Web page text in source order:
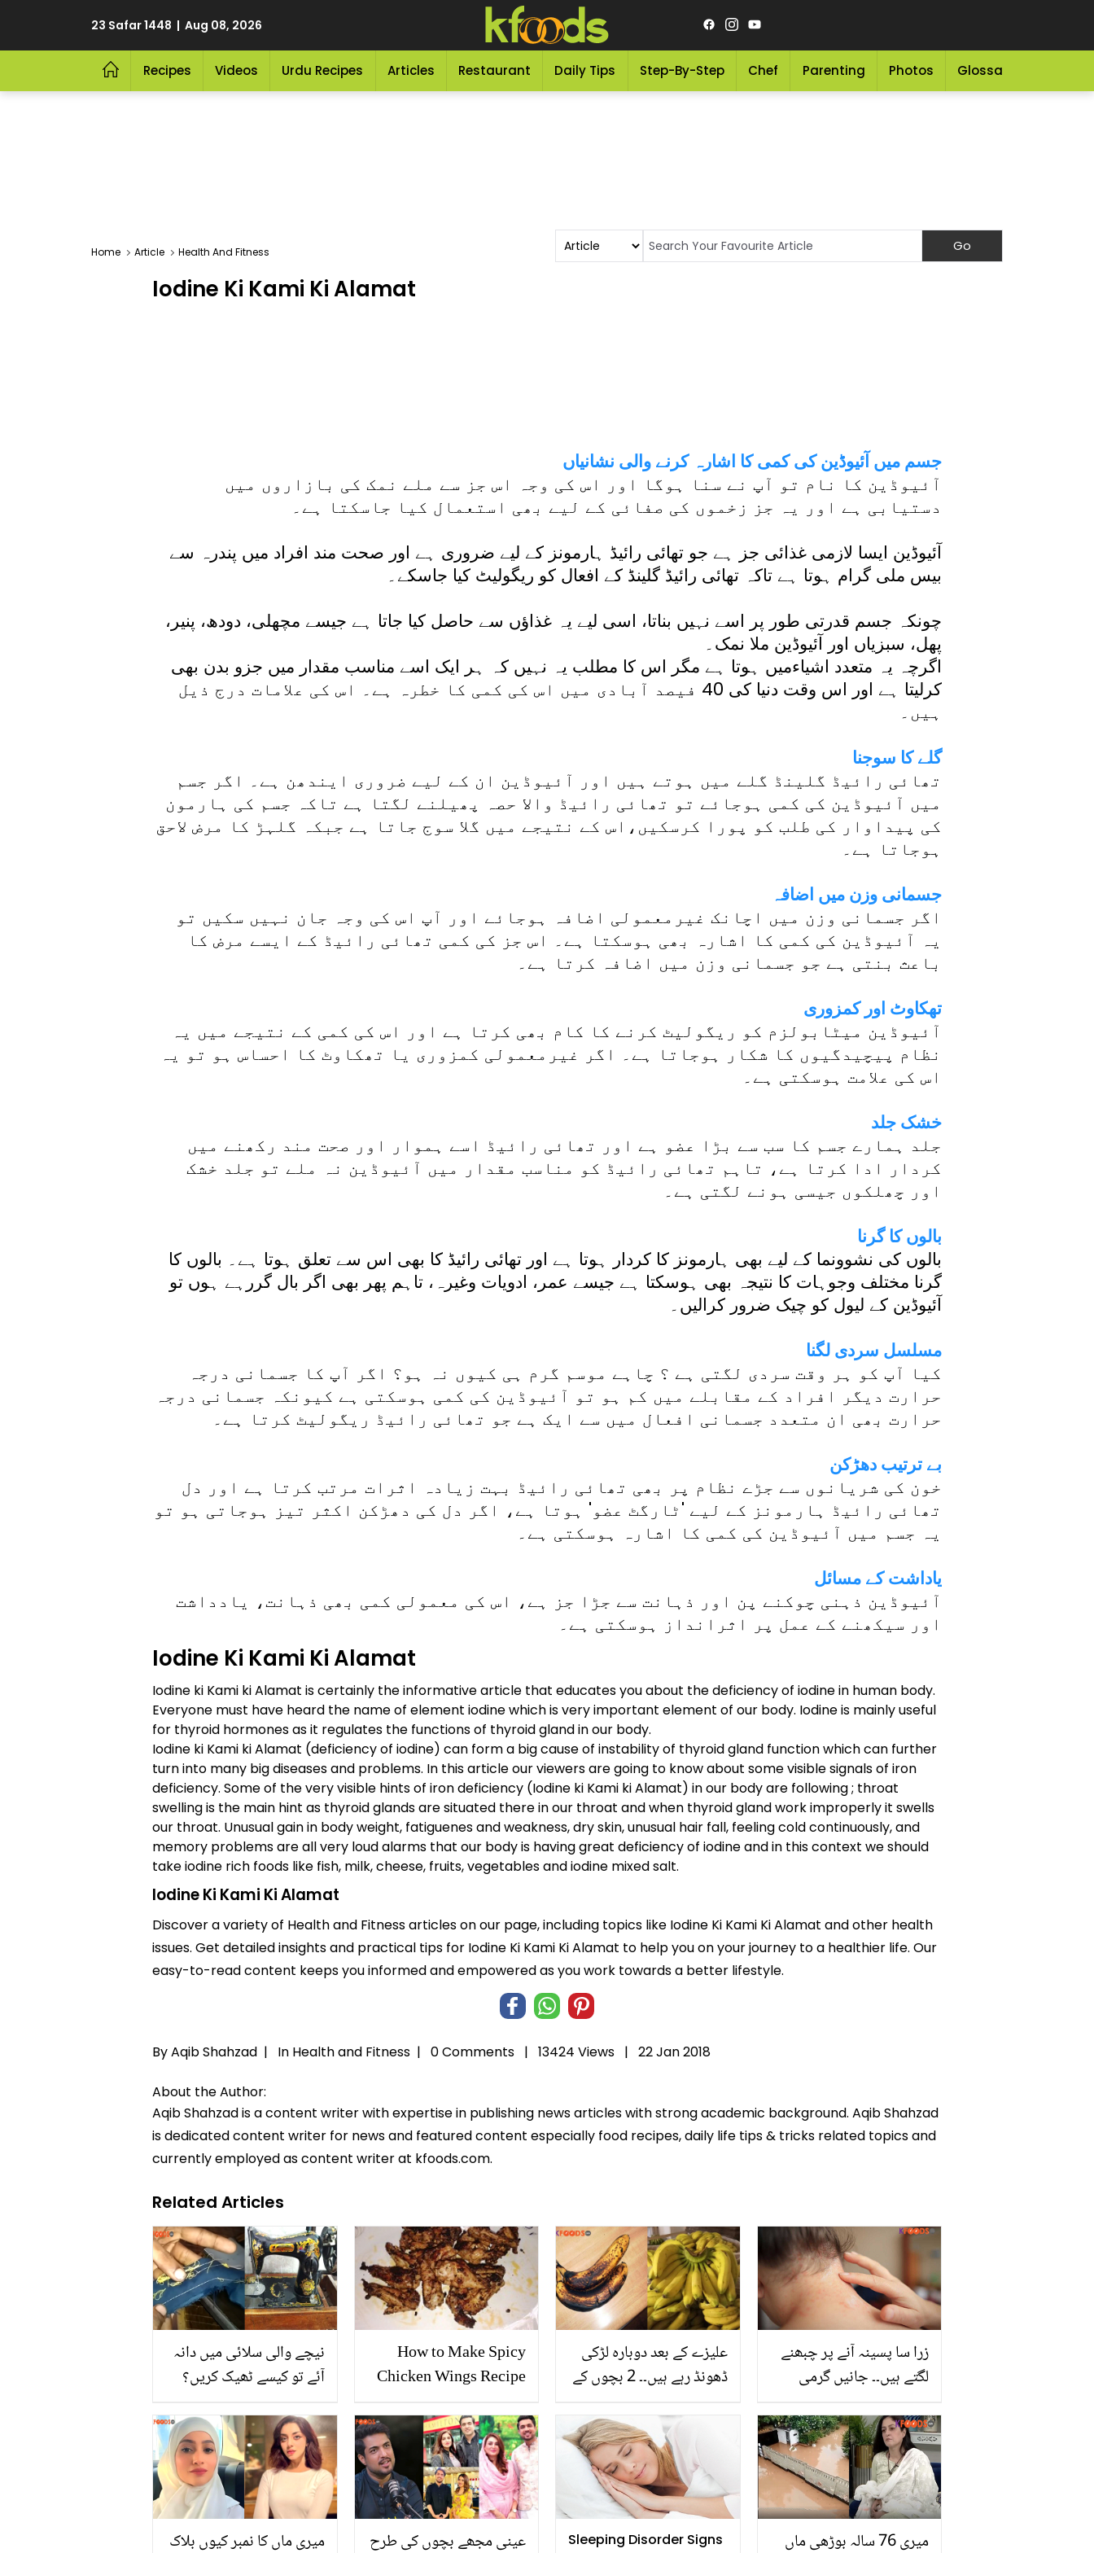
23 Safar 1448 | Aug 08, 2026
Recipes Videos Urdu Recipes Articles Restaurant Daily Tips Step-By-Step Chef Parenting Photos Glossary
Home Article Health And Fitness
Iodine Ki Kami Ki Alamat
جسم میں آئیوڈین کی کمی کا اشارہ کرنے والی نشانیاں
آئیوڈین کا نام تو آپ نے سنا ہوگا اور اس کی وجہ اس جز سے ملے نمک کی بازاروں میں
دستیابی ہے اور یہ جز زخموں کی صفائی کے لیے بھی استعمال کیا جاسکتا ہے۔
آئیوڈین ایسا لازمی غذائی جز ہے جو تھائی رائیڈ ہارمونز کے لیے ضروری ہے اور صحت مند افراد میں پندرہ سے
بیس ملی گرام ہوتا ہے تاکہ تھائی رائیڈ گلینڈ کے افعال کو ریگولیٹ کیا جاسکے۔
چونکہ جسم قدرتی طور پر اسے نہیں بناتا، اسی لیے یہ غذاﺅں سے حاصل کیا جاتا ہے جیسے مچھلی، دودھ، پنیر،
پھل، سبزیاں اور آئیوڈین ملا نمک۔
اگرچہ یہ متعدد اشیاءمیں ہوتا ہے مگر اس کا مطلب یہ نہیں کہ ہر ایک اسے مناسب مقدار میں جزو بدن بھی
کرلیتا ہے اور اس وقت دنیا کی 40 فیصد آبادی میں اس کی کمی کا خطرہ ہے۔ اس کی علامات درج ذیل
ہیں۔
گلے کا سوجنا
تھائی رائیڈ گلینڈ گلے میں ہوتے ہیں اور آئیوڈین ان کے لیے ضروری ایندھن ہے۔ اگر جسم
میں آئیوڈین کی کمی ہوجائے تو تھائی رائیڈ والا حصہ پھیلنے لگتا ہے تاکہ جسم کی ہارمون
کی پیداوار کی طلب کو پورا کرسکیں،اس کے نتیجے میں گلا سوج جاتا ہے جبکہ گلہڑ کا مرض لاحق
ہوجاتا ہے۔
جسمانی وزن میں اضافہ
اگر جسمانی وزن میں اچانک غیرمعمولی اضافہ ہوجائے اور آپ اس کی وجہ جان نہیں سکیں تو
یہ آئیوڈین کی کمی کا اشارہ بھی ہوسکتا ہے۔ اس جز کی کمی تھائی رائیڈ کے ایسے مرض کا
باعث بنتی ہے جو جسمانی وزن میں اضافہ کرتا ہے۔
تھکاوٹ اور کمزوری
آئیوڈین میٹابولزم کو ریگولیٹ کرنے کا کام بھی کرتا ہے اور اس کی کمی کے نتیجے میں یہ
نظام پیچیدگیوں کا شکار ہوجاتا ہے۔ اگر غیرمعمولی کمزوری یا تھکاوٹ کا احساس ہو تو یہ
اس کی علامت ہوسکتی ہے۔
خشک جلد
جلد ہمارے جسم کا سب سے بڑا عضو ہے اور تھائی رائیڈ اسے ہموار اور صحت مند رکھنے میں
کردار ادا کرتا ہے، تاہم تھائی رائیڈ کو مناسب مقدار میں آئیوڈین نہ ملے تو جلد خشک
اور چھلکوں جیسی ہونے لگتی ہے۔
بالوں کا گرنا
بالوں کی نشوونما کے لیے بھی ہارمونز کا کردار ہوتا ہے اور تھائی رائیڈ کا بھی اس سے تعلق ہوتا ہے۔ بالوں کا
گرنا مختلف وجوہات کا نتیجہ بھی ہوسکتا ہے جیسے عمر، ادویات وغیرہ، تاہم پھر بھی اگر بال گررہے ہوں تو
آئیوڈین کے لیول کو چیک ضرور کرالیں۔
مسلسل سردی لگنا
کیا آپ کو ہر وقت سردی لگتی ہے ؟ چاہے موسم گرم ہی کیوں نہ ہو؟ اگر آپ کا جسمانی درجہ
حرارت دیگر افراد کے مقابلے میں کم ہو تو آئیوڈین کی کمی ہوسکتی ہے کیونکہ جسمانی درجہ
حرارت بھی ان متعدد جسمانی افعال میں سے ایک ہے جو تھائی رائیڈ ریگولیٹ کرتا ہے۔
بے ترتیب دھڑکن
خون کی شریانوں سے جڑے نظام پر بھی تھائی رائیڈ بہت زیادہ اثرات مرتب کرتا ہے اور دل
تھائی رائیڈ ہارمونز کے لیے 'ٹارگٹ عضو' ہوتا ہے، اگر دل کی دھڑکن اکثر تیز ہوجاتی ہو تو
یہ جسم میں آئیوڈین کی کمی کا اشارہ ہوسکتی ہے۔
یاداشت کے مسائل
آئیوڈین ذہنی چوکنے پن اور ذہانت سے جڑا جز ہے، اس کی معمولی کمی بھی ذہانت، یادداشت
اور سیکھنے کے عمل پر اثرانداز ہوسکتی ہے۔
Iodine Ki Kami Ki Alamat
Iodine ki Kami ki Alamat is certainly the informative article that educates you about the deficiency of iodine in human body.
Everyone must have heard the name of element iodine which is very important element of our body. Iodine is mainly useful
for thyroid hormones as it regulates the functions of thyroid gland in our body.
Iodine ki Kami ki Alamat (deficiency of iodine) can form a big cause of instability of thyroid gland function which can further
turn into many big diseases and problems. In this article our viewers are going to know about some visible signals of iron
deficiency. Some of the very visible hints of iron deficiency (Iodine ki Kami ki Alamat) in our body are following ; throat
swelling is the main hint as thyroid glands are situated there in our throat and when thyroid gland work improperly it swells
our throat. Unusual gain in body weight, fatiguenes and weakness, dry skin, unusual hair fall, feeling cold continuously, and
memory problems are all very loud alarms that our body is having great deficiency of iodine and in this context we should
take iodine rich foods like fish, milk, cheese, fruits, vegetables and iodine mixed salt.
Iodine Ki Kami Ki Alamat
Discover a variety of Health and Fitness articles on our page, including topics like Iodine Ki Kami Ki Alamat and other health
issues. Get detailed insights and practical tips for Iodine Ki Kami Ki Alamat to help you on your journey to a healthier life. Our
easy-to-read content keeps you informed and empowered as you work towards a better lifestyle.
By Aqib Shahzad | In Health and Fitness | 0 Comments | 13424 Views | 22 Jan 2018
About the Author:
Aqib Shahzad is a content writer with expertise in publishing news articles with strong academic background. Aqib Shahzad
is dedicated content writer for news and featured content especially food recipes, daily life tips & tricks related topics and
currently employed as content writer at kfoods.com.
Related Articles
نیچے والی سلائی میں دانہ
آئے تو کیسے ٹھیک کریں؟
آپ کو مشین بازار لے جانے
کی خواری سے بچا سکتے
ہیں
How to Make Spicy
Chicken Wings Recipe
علیزے کے بعد دوبارہ لڑکی
ڈھونڈ رہے ہیں۔۔ 2 بچوں کے
طلاق کے بعد دوسری شادی
کے متعلق کیا بتایا؟
زرا سا پسینہ آنے پر چبھنے
لگتے ہیں۔۔ جانیں گرمی
لیموں کا لیپ کس طرح آپ
کی مدد کرسکتا ہے؟
میری ماں کا نمبر کیوں بلاک
عینی مجھے بچوں کی طرح
Sleeping Disorder Signs
میری 76 سالہ بوڑھی ماں